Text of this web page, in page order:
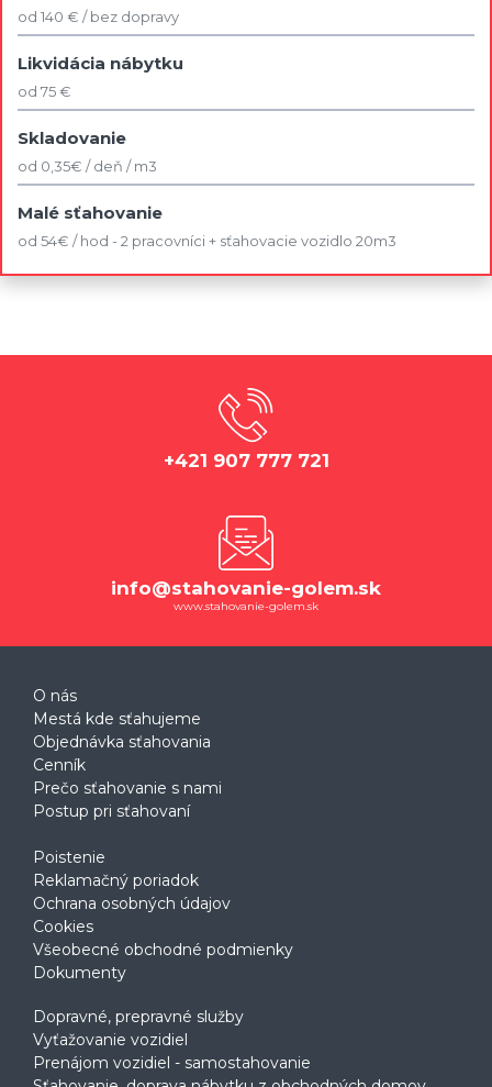
od 140 € / bez dopravy
Likvidácia nábytku
od 75 €
Skladovanie
od 0,35€ / deň / m3
Malé sťahovanie
od 54€ / hod - 2 pracovníci + sťahovacie vozidlo 20m3
+421 907 777 721
info@stahovanie-golem.sk
www.stahovanie-golem.sk
O nás
Mestá kde sťahujeme
Objednávka sťahovania
Cenník
Prečo sťahovanie s nami
Postup pri sťahovaní
Poistenie
Reklamačný poriadok
Ochrana osobných údajov
Cookies
Všeobecné obchodné podmienky
Dokumenty
Dopravné, prepravné služby
Vyťažovanie vozidiel
Prenájom vozidiel - samostahovanie